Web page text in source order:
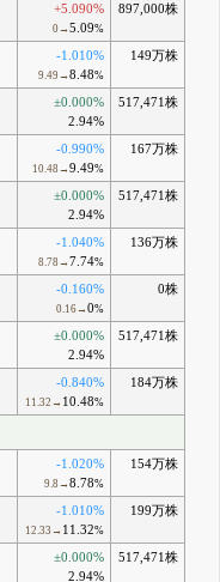
+5.090%
0→ 5.09%
897,000株
-1.010%
9.49→ 8.48%
149万株
±0.000%
2.94%
517,471株
-0.990%
10.48→ 9.49%
167万株
±0.000%
2.94%
517,471株
-1.040%
8.78→ 7.74%
136万株
-0.160%
0.16→ 0%
0株
±0.000%
2.94%
517,471株
-0.840%
11.32→ 10.48%
184万株
-1.020%
9.8→ 8.78%
154万株
-1.010%
12.33→ 11.32%
199万株
±0.000%
2.94%
517,471株